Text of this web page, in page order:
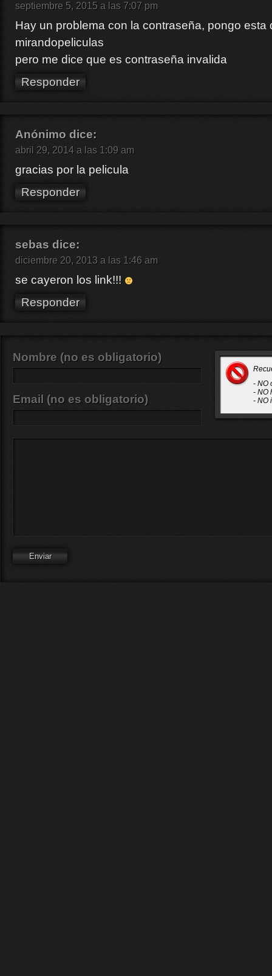
septiembre 5, 2015 a las 7:07 pm
Hay un problema con la contraseña, pongo esta
mirandopeliculas
pero me dice que es contraseña invalida
Responder
Anónimo dice:
abril 29, 2014 a las 1:09 am
gracias por la pelicula
Responder
sebas dice:
diciembre 20, 2013 a las 1:46 am
se cayeron los link!!!
Responder
- NO
- NO
- NO
Nombre (no es obligatorio)
Email (no es obligatorio)